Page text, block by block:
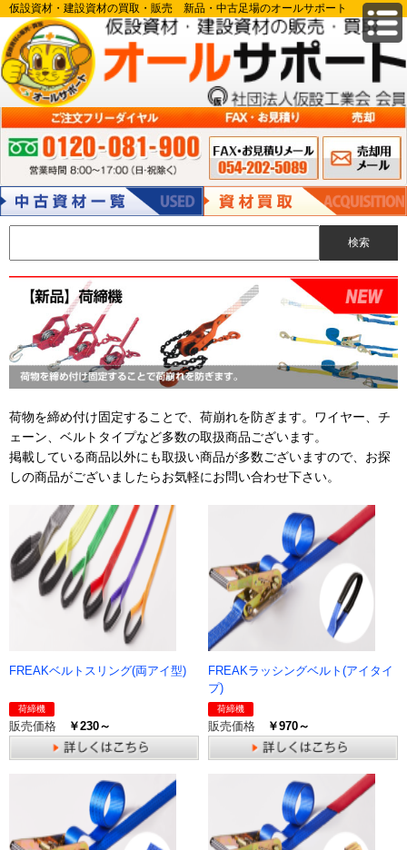
仮設資材・建設資材の買取・販売 新品・中古足場のオールサポート
ご注文フリーダイヤル:0120-081-900 営業時間 8:00～17:00（日・祝除
く）
FAX申込み 054-
202-5089
メールでのお
問い合わせ
中古資材
資材買取
荷物を締め付け固定することで、荷崩れを防ぎます。ワイヤー、チ
ェーン、ベルトタイプなど多数の取扱商品ございます。
掲載している商品以外にも取扱い商品が多数ございますので、お探
しの商品がございましたらお気軽にお問い合わせ下さい。
FREAKベルトスリング(両アイ型)
荷締機
販売価格 ￥230～
FREAKラッシングベルト(アイタイ
プ)
荷締機
販売価格 ￥970～